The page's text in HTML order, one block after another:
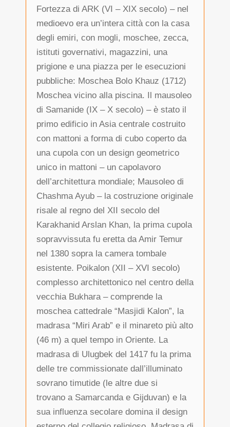
Fortezza di ARK (VI – XIX secolo) – nel
medioevo era un’intera città con la casa
degli emiri, con mogli, moschee, zecca,
istituti governativi, magazzini, una
prigione e una piazza per le esecuzioni
pubbliche: Moschea Bolo Khauz (1712)
Moschea vicino alla piscina. Il mausoleo
di Samanide (IX – X secolo) – è stato il
primo edificio in Asia centrale costruito
con mattoni a forma di cubo coperto da
una cupola con un design geometrico
unico in mattoni – un capolavoro
dell’architettura mondiale; Mausoleo di
Chashma Ayub – la costruzione originale
risale al regno del XII secolo del
Karakhanid Arslan Khan, la prima cupola
sopravvissuta fu eretta da Amir Temur
nel 1380 sopra la camera tombale
esistente. Poikalon (XII – XVI secolo)
complesso architettonico nel centro della
vecchia Bukhara – comprende la
moschea cattedrale “Masjidi Kalon”, la
madrasa “Miri Arab” e il minareto più alto
(46 m) a quel tempo in Oriente. La
madrasa di Ulugbek del 1417 fu la prima
delle tre commissionate dall’illuminato
sovrano timutide (le altre due si
trovano a Samarcanda e Gijduvan) e la
sua influenza secolare domina il design